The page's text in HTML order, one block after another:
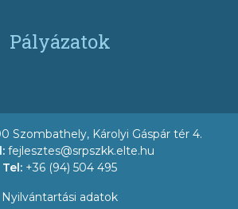
Pályázatok
Szombathely, Károlyi Gáspár tér 4.
fejlesztes@srpszkk.elte.hu
Tel: +36 (94) 504 495
Nyilvántartási adatok